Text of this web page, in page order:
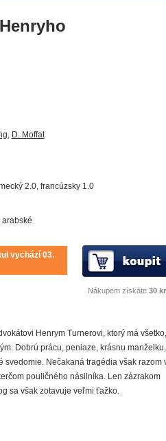
, D. Moffat
2.0, francúzsky 1.0
vychází 03.
Nákupem získáte 30
Henrym Turnerovi, ktorý má
Dobrú prácu, peniaze, krásnu manželku,
svedomie. Nečakaná tragédia však razom
pouličného násilníka. Len zázrakom
sa však zotavuje veľmi ťažko.